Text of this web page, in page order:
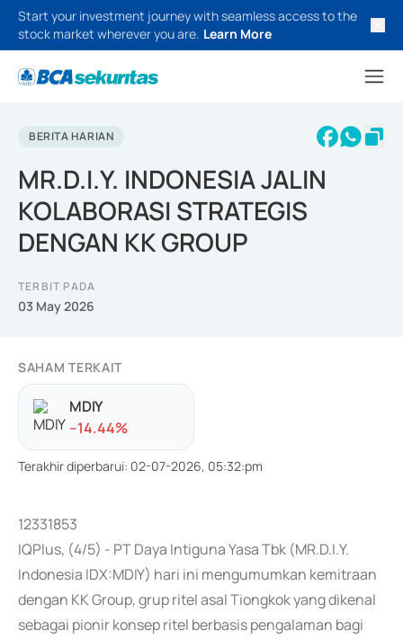
Start your investment journey with seamless access to the
stock market wherever you are. Learn More
BERITA HARIAN
MR.D.I.Y. INDONESIA JALIN
KOLABORASI STRATEGIS
DENGAN KK GROUP
TERBIT PADA
03 May 2026
SAHAM TERKAIT
MDIY
--14.44%
Terakhir diperbarui: 02-07-2026, 05:32:pm
12331853
IQPlus, (4/5) - PT Daya Intiguna Yasa Tbk (MR.D.I.Y.
Indonesia IDX:MDIY) hari ini mengumumkan kemitraan
dengan KK Group, grup ritel asal Tiongkok yang dikenal
sebagai pionir konsep ritel berbasis pengalaman bagi